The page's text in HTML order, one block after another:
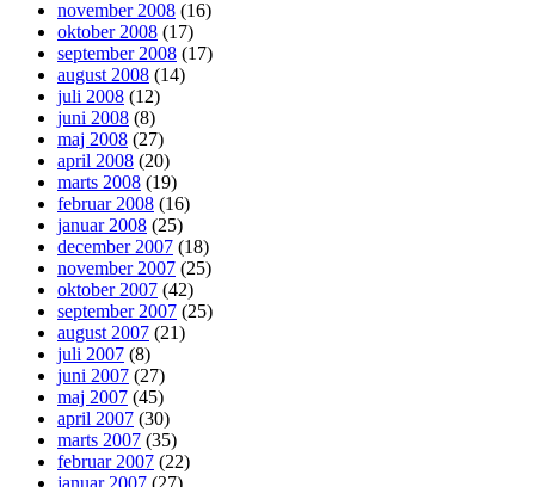
november 2008 (16)
oktober 2008 (17)
september 2008 (17)
august 2008 (14)
juli 2008 (12)
juni 2008 (8)
maj 2008 (27)
april 2008 (20)
marts 2008 (19)
februar 2008 (16)
januar 2008 (25)
december 2007 (18)
november 2007 (25)
oktober 2007 (42)
september 2007 (25)
august 2007 (21)
juli 2007 (8)
juni 2007 (27)
maj 2007 (45)
april 2007 (30)
marts 2007 (35)
februar 2007 (22)
januar 2007 (27)